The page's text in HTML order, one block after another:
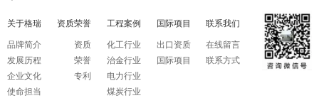
关于格瑞
品牌简介
发展历程
企业文化
使命担当
资质荣誉
资质
荣誉
专利
工程案例
化工行业
治金行业
电力行业
煤炭行业
国际项目
出口资质
国际项目
联系我们
在线留言
联系方式